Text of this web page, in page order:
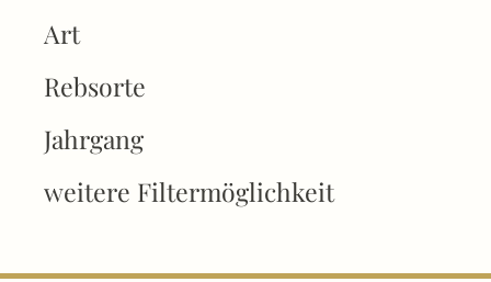
Art
Rebsorte
Jahrgang
weitere Filtermöglichkeit